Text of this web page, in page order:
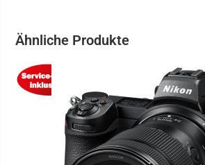
Ähnliche Produkte